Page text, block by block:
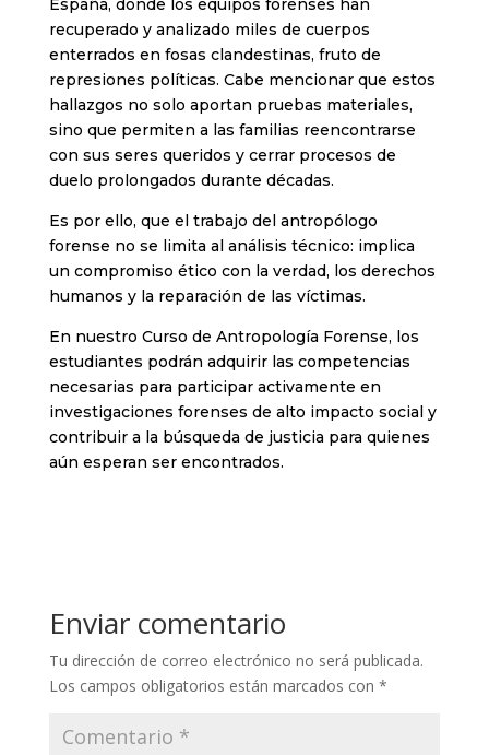
España, donde los equipos forenses han
recuperado y analizado miles de cuerpos
enterrados en fosas clandestinas, fruto de
represiones políticas. Cabe mencionar que estos
hallazgos no solo aportan pruebas materiales,
sino que permiten a las familias reencontrarse
con sus seres queridos y cerrar procesos de
duelo prolongados durante décadas.
Es por ello, que el trabajo del antropólogo
forense no se limita al análisis técnico: implica
un compromiso ético con la verdad, los derechos
humanos y la reparación de las víctimas.
En nuestro Curso de Antropología Forense, los
estudiantes podrán adquirir las competencias
necesarias para participar activamente en
investigaciones forenses de alto impacto social y
contribuir a la búsqueda de justicia para quienes
aún esperan ser encontrados.
Enviar comentario
Tu dirección de correo electrónico no será publicada.
Los campos obligatorios están marcados con *